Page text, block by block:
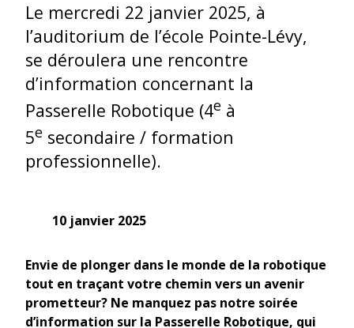
Le mercredi 22 janvier 2025, à
l’auditorium de l’école Pointe-Lévy,
se déroulera une rencontre
d’information concernant la
Passerelle Robotique (4e à
5e secondaire / formation
professionnelle).
10 janvier 2025
Envie de plonger dans le monde de la robotique
tout en traçant votre chemin vers un avenir
prometteur? Ne manquez pas notre soirée
d’information sur la Passerelle Robotique, qui